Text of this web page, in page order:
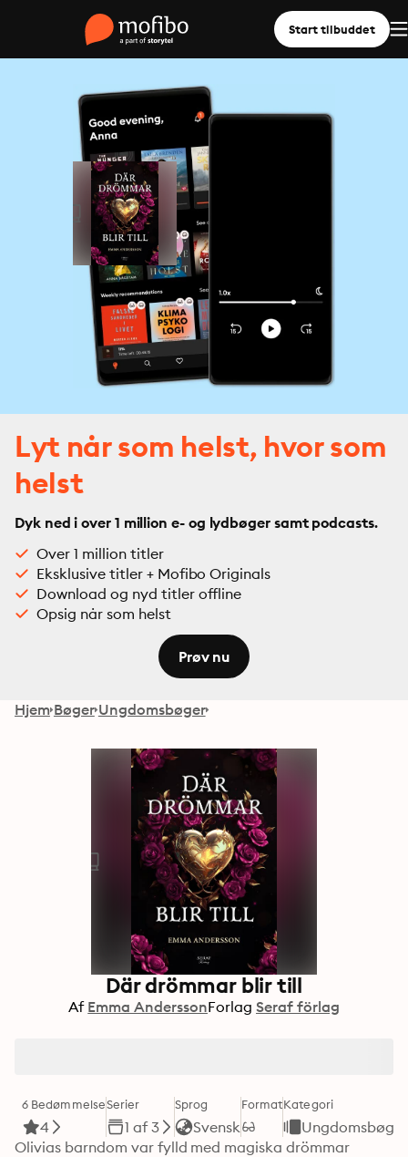
Start tilbuddet
Lyt når som helst, hvor som
helst
Dyk ned i over 1 million e- og lydbøger samt podcasts.
Over 1 million titler
Eksklusive titler + Mofibo Originals
Download og nyd titler offline
Opsig når som helst
Prøv nu
Hjem Bøger Ungdomsbøger
Där drömmar blir till
Af Emma AnderssonForlag Seraf förlag
6 Bedømmelse
4
Serier
1 af 3
Sprog
Svensk
FormatKategori
Ungdomsbøger
Olivias barndom var fylld med magiska drömmar